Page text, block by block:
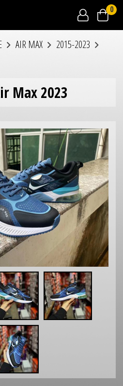
0
AIR MAX
2015-2023
Max 2023